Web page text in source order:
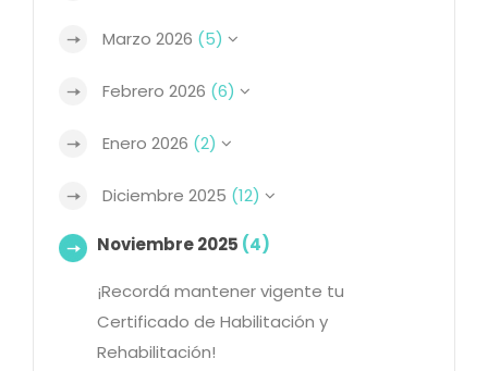
Marzo 2026 (5)
Febrero 2026 (6)
Enero 2026 (2)
Diciembre 2025 (12)
Noviembre 2025 (4)
¡Recordá mantener vigente tu
Certificado de Habilitación y
Rehabilitación!